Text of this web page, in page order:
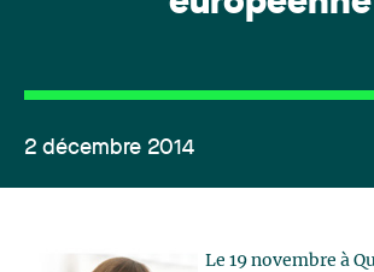
2 décembre 2014
Le 19 novembre à